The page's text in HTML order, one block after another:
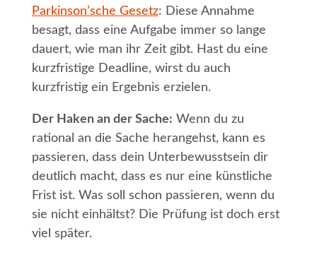
Parkinson’sche Gesetz: Diese Annahme
besagt, dass eine Aufgabe immer so lange
dauert, wie man ihr Zeit gibt. Hast du eine
kurzfristige Deadline, wirst du auch
kurzfristig ein Ergebnis erzielen.
Der Haken an der Sache: Wenn du zu
rational an die Sache herangehst, kann es
passieren, dass dein Unterbewusstsein dir
deutlich macht, dass es nur eine künstliche
Frist ist. Was soll schon passieren, wenn du
sie nicht einhältst? Die Prüfung ist doch erst
viel später.